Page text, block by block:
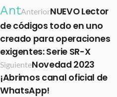
AntAnteriorNUEVO Lector
de códigos todo en uno
creado para operaciones
exigentes: Serie SR-X
SiguienteNovedad 2023
¡Abrimos canal oficial de
WhatsApp!